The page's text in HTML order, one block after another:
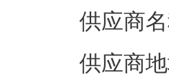
供应商
供应商